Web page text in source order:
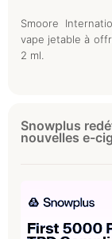
Smoore
vape jetable à
2 ml.
Snowplus
nouvelles e-